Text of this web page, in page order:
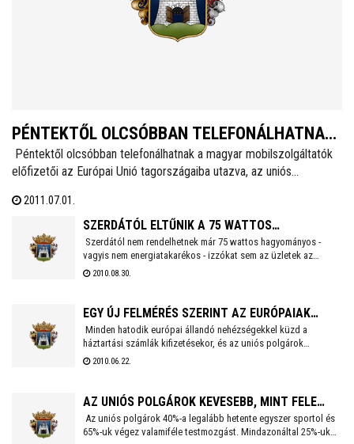
PÉNTEKTŐL OLCSÓBBAN TELEFONÁLHATNAK
A MAGYAR MOBILSZOLGÁLTATÓK ELŐFIZETŐI
AZ EURÓPAI UNIÓ TAGORSZÁGAIBA UTAZVA
Péntektől olcsóbban telefonálhatnak a magyar mobilszolgáltatók
előfizetői az Európai Unió tagországaiba utazva, az uniós
mobilszolgáltatók mától maximum nettó 0,35 eurót számlázhatnak
hívásindítás, és 0,11 eurót a hívásfogadás után az uniós
tagországokban, és ugyanennyibe, vagyis 0,11 euróba kerül az
SMS-küldés is.
2011.07.01.
SZERDÁTÓL ELTŰNIK A 75 WATTOS
HAGYOMÁNYOS IZZÓ
Szerdától nem rendelhetnek már 75 wattos hagyományos -
vagyis nem energiatakarékos - izzókat sem az üzletek az
Európai Unióban, a tagországok egy korábbi közös
környezetvédelmi megfontolásokra hivatkozva. Először a 100
wattosokon a sor.
2010.08.30.
EGY ÚJ FELMÉRÉS SZERINT AZ EURÓPAIAK
NEHEZEN JÖNNEK KI FIZETÉSÜKBŐL
Minden hatodik európai állandó nehézségekkel küzd a
háztartási számlák kifizetésekor, és az uniós polgárok
háromnegyede úgy gondolja, hogy országukban az előző
eredményei, amelyet kedden hozott nyilvánosságra az Európai
2010.06.22.
AZ UNIÓS POLGÁROK KEVESEBB, MINT FELE
SPORTOL RENDSZERESEN
Az uniós polgárok 40%-a legalább hetente egyszer sportol és
65%-uk végez valamiféle testmozgást. Mindazonáltal 25%-uk